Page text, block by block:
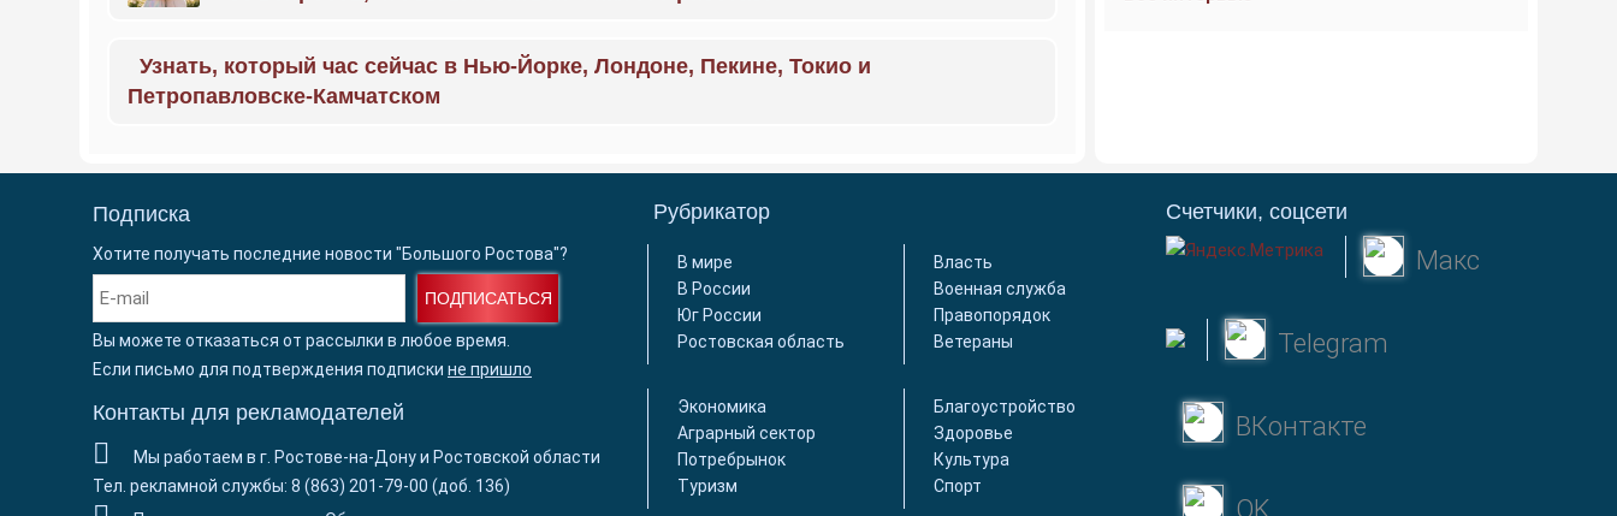
Узнать, который час сейчас в Нью-Йорке, Лондоне, Пекине, Токио и
Петропавловске-Камчатском
Подписка
Хотите получать последние новости "Большого Ростова"?
ПОДПИСАТЬСЯ
Вы можете отказаться от рассылки в любое время.
Если письмо для подтверждения подписки не пришло
Контакты для рекламодателей
Мы работаем в г. Ростове-на-Дону и Ростовской области
Тел. рекламной службы: 8 (863) 201-79-00 (доб. 136)
Рубрикатор
В мире
В России
Юг России
Ростовская область
Власть
Военная служба
Правопорядок
Ветераны
Экономика
Аграрный сектор
Потребрынок
Туризм
Благоустройство
Здоровье
Культура
Спорт
Счетчики, соцсети
Макс
Telegram
ВКонтакте
OK